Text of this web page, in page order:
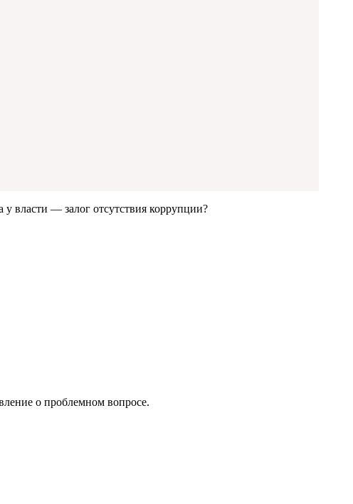
власти — залог отсутствия коррупции?
о проблемном вопросе.